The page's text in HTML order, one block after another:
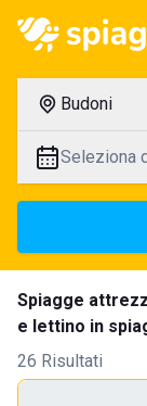
Budoni
Seleziona
Spiagge
e lettino in
26 Risultati